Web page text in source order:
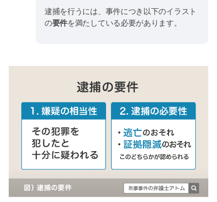
逮捕を行うには、事件につき以下のイラスト
の要件を満たしている必要があります。